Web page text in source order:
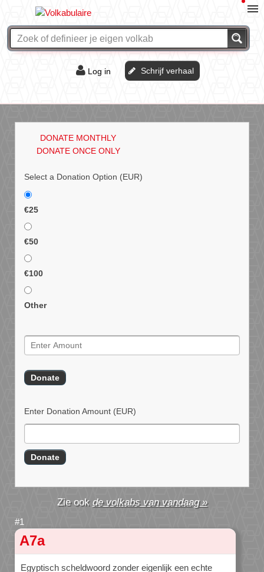
Log in Schrijf verhaal
DONATE MONTHLY
DONATE ONCE ONLY
Select a Donation Option (EUR)
€25
€50
€100
Other
Enter Donation Amount (EUR)
de volkabs van vandaag »
A7a
Egyptisch scheldwoord zonder eigenlijk een echte